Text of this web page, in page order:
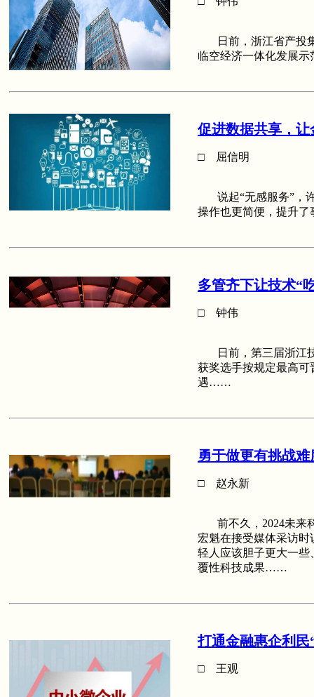
日前，浙江省产投集
临空经济一体化发展
促进数据共享，
□ 屈信明
说起“无感服务”，许
操作也更简便，提升
多管齐下让技术“
□ 钟伟
日前，第三届浙江技
获奖选手按规定最高
遇……
勇于做更有挑战
□ 赵永新
前不久，2024未来科
宏魁在接受媒体采访
轻人应该胆子更大一
覆性科技成果……
打通金融惠企利民
□ 王观